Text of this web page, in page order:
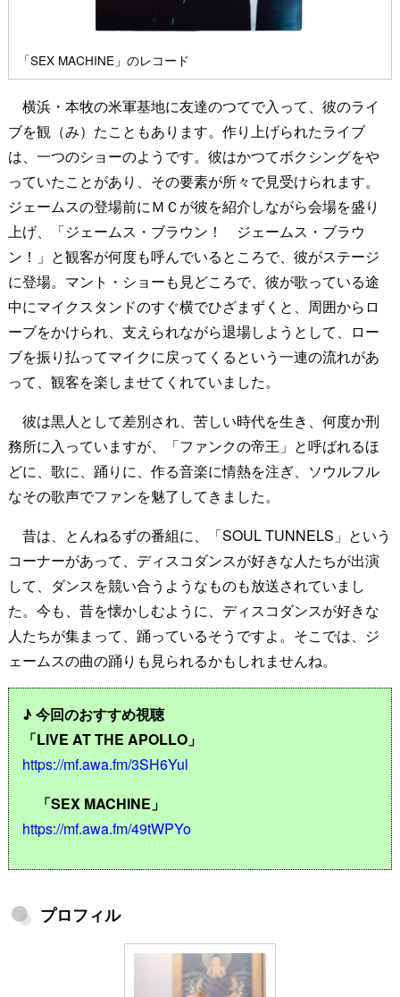
「SEX MACHINE」のレコード
横浜・本牧の米軍基地に友達のつてで入って、彼のライ
ブを観（み）たこともあります。作り上げられたライブ
は、一つのショーのようです。彼はかつてボクシングをや
っていたことがあり、その要素が所々で見受けられます。
ジェームスの登場前にＭＣが彼を紹介しながら会場を盛り
上げ、「ジェームス・ブラウン！ ジェームス・ブラウ
ン！」と観客が何度も呼んでいるところで、彼がステージ
に登場。マント・ショーも見どころで、彼が歌っている途
中にマイクスタンドのすぐ横でひざまずくと、周囲からロ
ーブをかけられ、支えられながら退場しようとして、ロー
ブを振り払ってマイクに戻ってくるという一連の流れがあ
って、観客を楽しませてくれていました。
彼は黒人として差別され、苦しい時代を生き、何度か刑
務所に入っていますが、「ファンクの帝王」と呼ばれるほ
どに、歌に、踊りに、作る音楽に情熱を注ぎ、ソウルフル
なその歌声でファンを魅了してきました。
昔は、とんねるずの番組に、「SOUL TUNNELS」という
コーナーがあって、ディスコダンスが好きな人たちが出演
して、ダンスを競い合うようなものも放送されていまし
た。今も、昔を懐かしむように、ディスコダンスが好きな
人たちが集まって、踊っているそうですよ。そこでは、ジ
ェームスの曲の踊りも見られるかもしれませんね。
♪ 今回のおすすめ視聴
「LIVE AT THE APOLLO」
https://mf.awa.fm/3SH6Yul
「SEX MACHINE」
https://mf.awa.fm/49tWPYo
プロフィル